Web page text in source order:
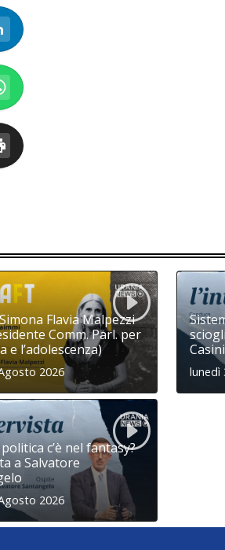
Flavia Malpezzi
Comm. Parl. per
e l’adolescenza)
2026
Casini
lunedì
c’è nel fantasy?
a Salvatore
2026